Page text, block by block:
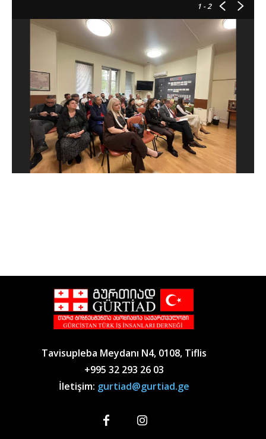
1 - 2
Tavisupleba Meydanı N4, 0108, Tiflis
+995 32 293 26 03
İletişim: gurtiad@gurtiad.ge